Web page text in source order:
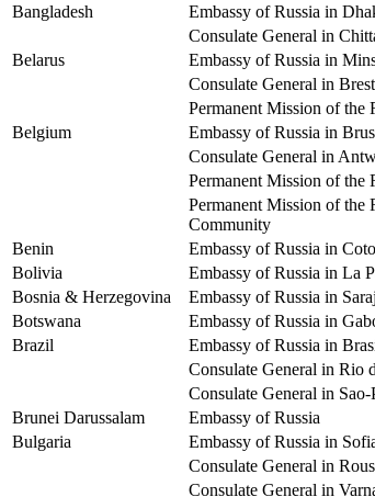
Bangladesh
Embassy of Russia in
Consulate General in
Belarus
Embassy of Russia in
Consulate General in Brest
Permanent Mission of the
Belgium
Embassy of Russia in
Consulate General in
Permanent Mission of the
Permanent Mission of the
Community
Benin
Embassy of Russia in
Bolivia
Embassy of Russia in La
Bosnia & Herzegovina
Embassy of Russia in
Botswana
Embassy of Russia in
Brazil
Embassy of Russia in
Consulate General in Rio
Consulate General in Sao-
Brunei Darussalam
Embassy of Russia
Bulgaria
Embassy of Russia in
Consulate General in
Consulate General in